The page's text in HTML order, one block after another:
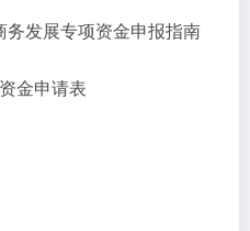
发展专项资金申报指南
金申请表